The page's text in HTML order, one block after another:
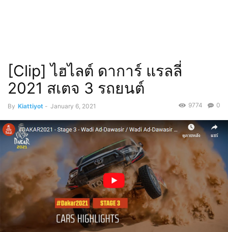
[Clip] ไฮไลต์ ดาการ์ แรลลี่
2021 สเตจ 3 รถยนต์
By Kiattiyot - January 6, 2021 0
9774